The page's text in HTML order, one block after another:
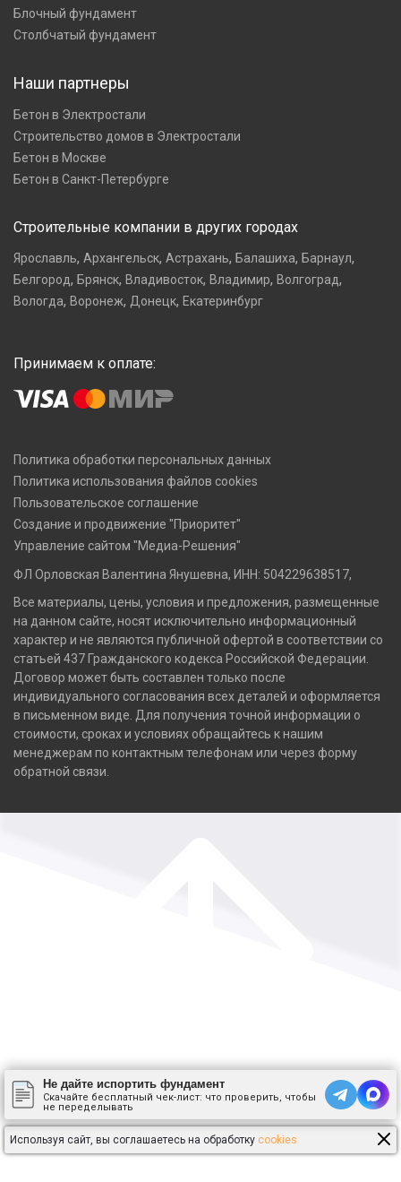
Блочный фундамент
Столбчатый фундамент
Наши партнеры
Бетон в Электростали
Строительство домов в Электростали
Бетон в Москве
Бетон в Санкт-Петербурге
Строительные компании в других городах
Ярославль, Архангельск, Астрахань, Балашиха, Барнаул,
Белгород, Брянск, Владивосток, Владимир, Волгоград,
Вологда, Воронеж, Донецк, Екатеринбург
Принимаем к оплате:
Политика обработки персональных данных
Политика использования файлов cookies
Пользовательское соглашение
Создание и продвижение "Приоритет"
Управление сайтом "Медиа-Решения"
ФЛ Орловская Валентина Янушевна, ИНН: 504229638517,
Все материалы, цены, условия и предложения, размещенные
на данном сайте, носят исключительно информационный
характер и не являются публичной офертой в соответствии со
статьей 437 Гражданского кодекса Российской Федерации.
Договор может быть составлен только после
индивидуального согласования всех деталей и оформляется
в письменном виде. Для получения точной информации о
стоимости, сроках и условиях обращайтесь к нашим
менеджерам по контактным телефонам или через форму
обратной связи.
Не дайте испортить фундамент
Скачайте бесплатный чек-лист: что проверить, чтобы
не переделывать
Используя сайт, вы соглашаетесь на обработку cookies